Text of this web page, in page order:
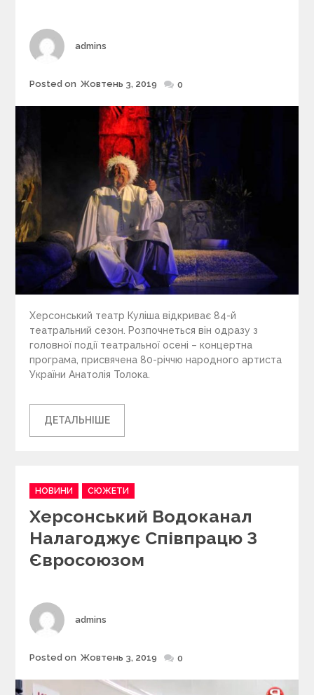
s
Author
admins
Posted
Posted on Жовтень 3, 2019 0
Херсонський театр Куліша відкриває 84-й
театральний сезон. Розпочнеться він одразу з
головної події театральної осені – концертна
програма, присвячена 80-річчю народного артиста
України Анатолія Толока.
ДЕТАЛЬНІШЕ
C
a
t
e
g
o
e
s
НОВИНИ СЮЖЕТИ
Херсонський Водоканал
Налагоджує Співпрацю З
Євросоюзом
Author
admins
Posted
Posted on Жовтень 3, 2019 0